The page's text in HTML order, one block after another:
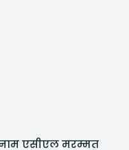
एसीएल मरम्मत